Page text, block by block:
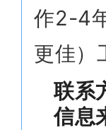
作2-4
更佳）
联系
信息